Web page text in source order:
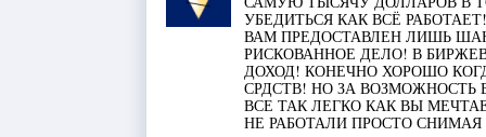
УБЕДИТЬСЯ КАК ВСЁ
ВАМ ПРЕДОСТАВЛЕН ЛИШЬ
РИСКОВАННОЕ ДЕЛО! В
ДОХОД! КОНЕЧНО ХОРОШО
СРДСТВ! НО ЗА
ВСЕ ТАК ЛЕГКО КАК ВЫ
НЕ РАБОТАЛИ ПРОСТО